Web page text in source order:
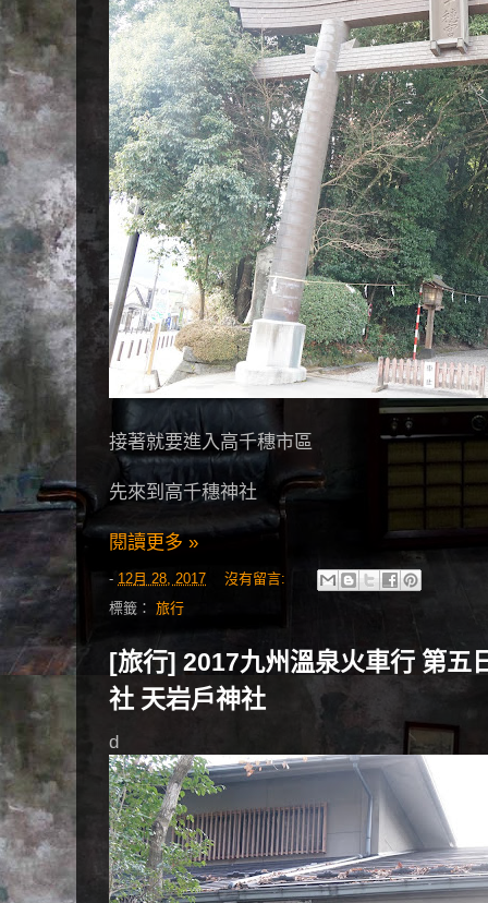
接著就要進入高千穗市區
先來到高千穗神社
閱讀更多 »
- 12月 28, 2017
沒有留言:
標籤： 旅行
[旅行] 2017九州溫泉火車行 第五
社 天岩戶神社
d